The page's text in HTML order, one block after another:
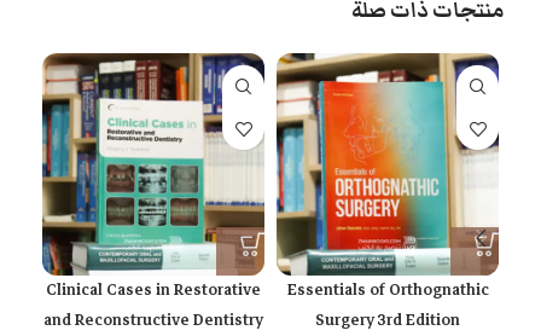
منتجات ذات صلة
Essentials of Orthognathic
Surgery 3rd Edition
Clinical Cases in Restorative
and Reconstructive Dentistry